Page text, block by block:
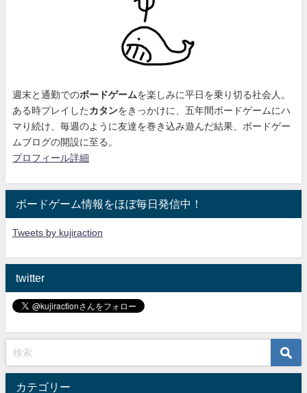
週末と通勤でのボードゲームを楽しみに平日を乗り切る社会人。
ある時プレイした カタンをきっかけに、 五年間ボードゲームにハ
マり続け 、毎週のように友達を巻き込み遊んだ結果、ボードゲー
ムブログの開設に至る。
プロフィール詳細
ボードゲーム情報をほぼ毎日発信中！
Tweets by kujiraction
twitter
カテゴリー